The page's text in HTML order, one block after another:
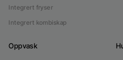
Integrert fryser
Integrert kombiskap
Oppvask